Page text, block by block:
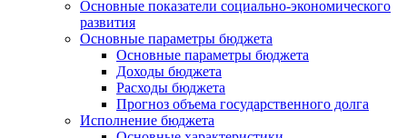
Основные показатели социально-экономического
развития
Основные параметры бюджета
Основные параметры бюджета
Доходы бюджета
Расходы бюджета
Прогноз объема государственного долга
Исполнение бюджета